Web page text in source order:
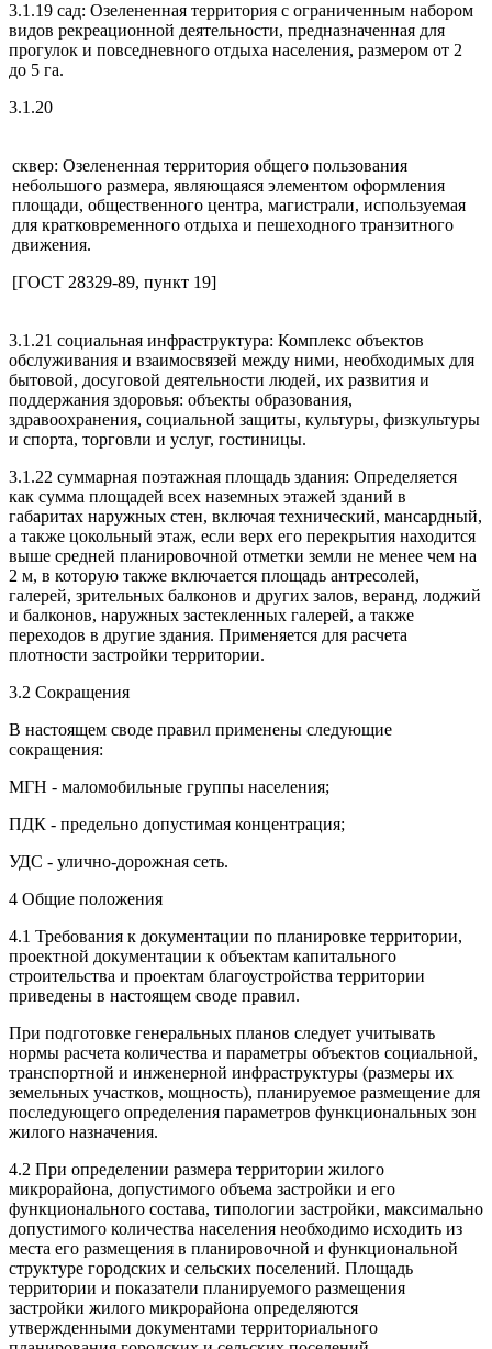
3.1.19 сад: Озелененная территория с ограниченным набором
видов рекреационной деятельности, предназначенная для
прогулок и повседневного отдыха населения, размером от 2
до 5 га.
3.1.20
сквер: Озелененная территория общего пользования
небольшого размера, являющаяся элементом оформления
площади, общественного центра, магистрали, используемая
для кратковременного отдыха и пешеходного транзитного
движения.
[ГОСТ 28329-89, пункт 19]
3.1.21 социальная инфраструктура: Комплекс объектов
обслуживания и взаимосвязей между ними, необходимых для
бытовой, досуговой деятельности людей, их развития и
поддержания здоровья: объекты образования,
здравоохранения, социальной защиты, культуры, физкультуры
и спорта, торговли и услуг, гостиницы.
3.1.22 суммарная поэтажная площадь здания: Определяется
как сумма площадей всех наземных этажей зданий в
габаритах наружных стен, включая технический, мансардный,
а также цокольный этаж, если верх его перекрытия находится
выше средней планировочной отметки земли не менее чем на
2 м, в которую также включается площадь антресолей,
галерей, зрительных балконов и других залов, веранд, лоджий
и балконов, наружных застекленных галерей, а также
переходов в другие здания. Применяется для расчета
плотности застройки территории.
3.2 Сокращения
В настоящем своде правил применены следующие
сокращения:
МГН - маломобильные группы населения;
ПДК - предельно допустимая концентрация;
УДС - улично-дорожная сеть.
4 Общие положения
4.1 Требования к документации по планировке территории,
проектной документации к объектам капитального
строительства и проектам благоустройства территории
приведены в настоящем своде правил.
При подготовке генеральных планов следует учитывать
нормы расчета количества и параметры объектов социальной,
транспортной и инженерной инфраструктуры (размеры их
земельных участков, мощность), планируемое размещение для
последующего определения параметров функциональных зон
жилого назначения.
4.2 При определении размера территории жилого
микрорайона, допустимого объема застройки и его
функционального состава, типологии застройки, максимально
допустимого количества населения необходимо исходить из
места его размещения в планировочной и функциональной
структуре городских и сельских поселений. Площадь
территории и показатели планируемого размещения
застройки жилого микрорайона определяются
утвержденными документами территориального